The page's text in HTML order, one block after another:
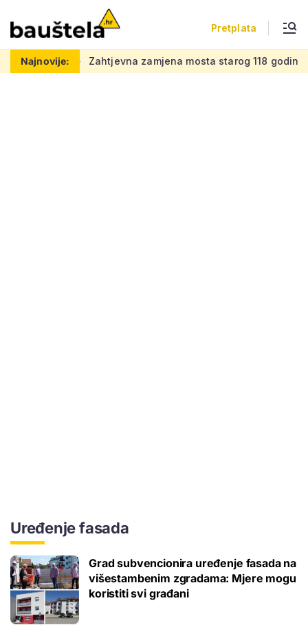
Pretplata
Najnovije:
posao Zahtjevna zamjena mosta starog 118 godina:
Uređenje fasada
Grad subvencionira uređenje fasada na
višestambenim zgradama: Mjere mogu
koristiti svi građani